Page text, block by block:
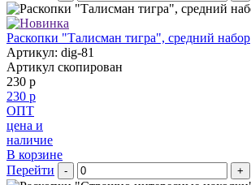
Раскопки "Талисман тигра", средний набор
Артикул: dig-81
Артикул скопирован
230 р
230 р
ОПТ
цена и
наличие
В корзине
Перейти
- +